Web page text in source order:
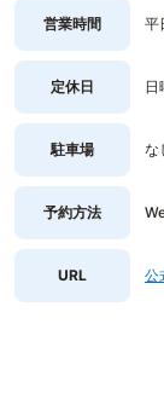
営業時間 平
定休日 日
駐車場 な
予約方法
URL 公